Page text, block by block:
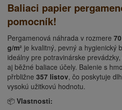
Baliaci papier
pomocník!
Pergamenová náhrada v rozmere
g/m² je kvalitný, pevný a hygienický
ideálny pre potravinárske
aj běžné baliace účely. Balenie s
přrbližne 357 listov, čo poskytuje
vysokú užitkovú hodnotu.
📦 Vlastnosti: